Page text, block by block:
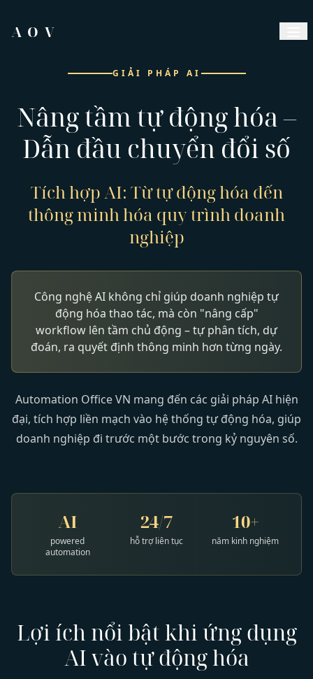
A O V
GIẢI PHÁP AI
Nâng tầm tự động hóa –
Dẫn đầu chuyển đổi số
Tích hợp AI: Từ tự động hóa đến
thông minh hóa quy trình doanh
nghiệp
Công nghệ AI không chỉ giúp doanh nghiệp tự
động hóa thao tác, mà còn "nâng cấp"
workflow lên tầm chủ động – tự phân tích, dự
đoán, ra quyết định thông minh hơn từng ngày.
Automation Office VN mang đến các giải pháp AI hiện
đại, tích hợp liền mạch vào hệ thống tự động hóa, giúp
doanh nghiệp đi trước một bước trong kỷ nguyên số.
AI
powered
automation
24/7
hỗ trợ liên tục
10+
năm kinh nghiệm
Lợi ích nổi bật khi ứng dụng
AI vào tự động hóa